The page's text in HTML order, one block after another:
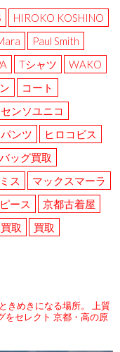
HIROKO KOSHINO
Paul Smith
Tシャツ
WAKO
コート
センソユニコ
パンツ
ヒロコビス
ッグ買取
ス
マックスマーラ
ース
京都古着屋
取
買取
きめきになる場所。
上質
をセレクト 京都・高の原